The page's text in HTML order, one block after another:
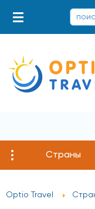
Страны
Optio Travel